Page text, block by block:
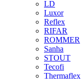
LD
Luxor
Reflex
RIFAR
ROMMER
Sanha
STOUT
Tecofi
Thermaflex